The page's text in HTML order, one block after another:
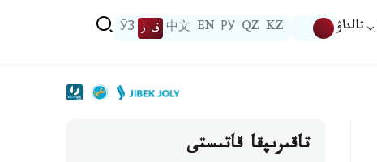
تالداۋ KZ
QZ
РУ
EN
中文 ق ز ЎЗ
تاقىرىپقا قاتىستى